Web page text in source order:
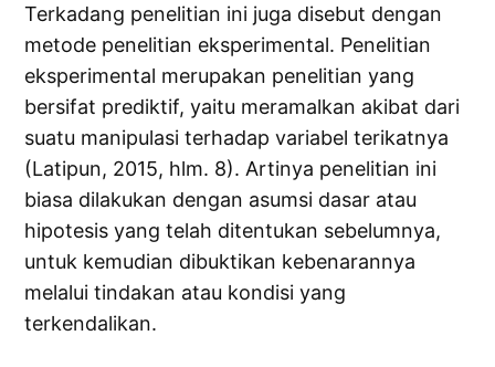
Terkadang penelitian ini juga disebut dengan
metode penelitian eksperimental. Penelitian
eksperimental merupakan penelitian yang
bersifat prediktif, yaitu meramalkan akibat dari
suatu manipulasi terhadap variabel terikatnya
(Latipun, 2015, hlm. 8). Artinya penelitian ini
biasa dilakukan dengan asumsi dasar atau
hipotesis yang telah ditentukan sebelumnya,
untuk kemudian dibuktikan kebenarannya
melalui tindakan atau kondisi yang
terkendalikan.